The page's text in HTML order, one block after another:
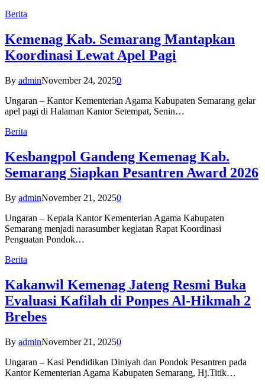
Berita
Kemenag Kab. Semarang Mantapkan
Koordinasi Lewat Apel Pagi
By adminNovember 24, 20250
Ungaran – Kantor Kementerian Agama Kabupaten Semarang gelar
apel pagi di Halaman Kantor Setempat, Senin…
Berita
Kesbangpol Gandeng Kemenag Kab.
Semarang Siapkan Pesantren Award 2026
By adminNovember 21, 20250
Ungaran – Kepala Kantor Kementerian Agama Kabupaten
Semarang menjadi narasumber kegiatan Rapat Koordinasi
Penguatan Pondok…
Berita
Kakanwil Kemenag Jateng Resmi Buka
Evaluasi Kafilah di Ponpes Al-Hikmah 2
Brebes
By adminNovember 21, 20250
Ungaran – Kasi Pendidikan Diniyah dan Pondok Pesantren pada
Kantor Kementerian Agama Kabupaten Semarang, Hj.Titik…